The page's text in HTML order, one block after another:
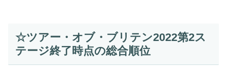
☆ツアー・オブ・ブリテン2022第2ス
テージ終了時点の総合順位